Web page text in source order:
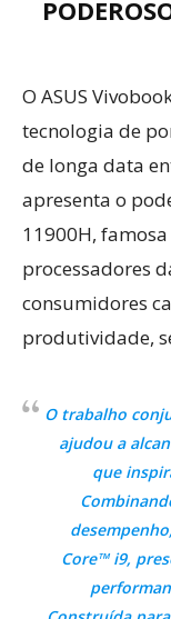
O ASUS
tecnologia de
de longa data
apresenta o
11900H,
processadores
consumidores
produtividade,
O trabalho
ajudou a
que
Core™ i9,